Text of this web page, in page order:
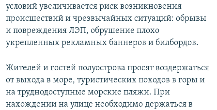
условий увеличивается риск возникновения
происшествий и чрезвычайных ситуаций: обрывы
и повреждения ЛЭП, обрушение плохо
укрепленных рекламных баннеров и билбордов.
Жителей и гостей полуострова просят воздержаться
от выхода в море, туристических походов в горы и
на труднодоступные морские пляжи. При
нахождении на улице необходимо держаться в